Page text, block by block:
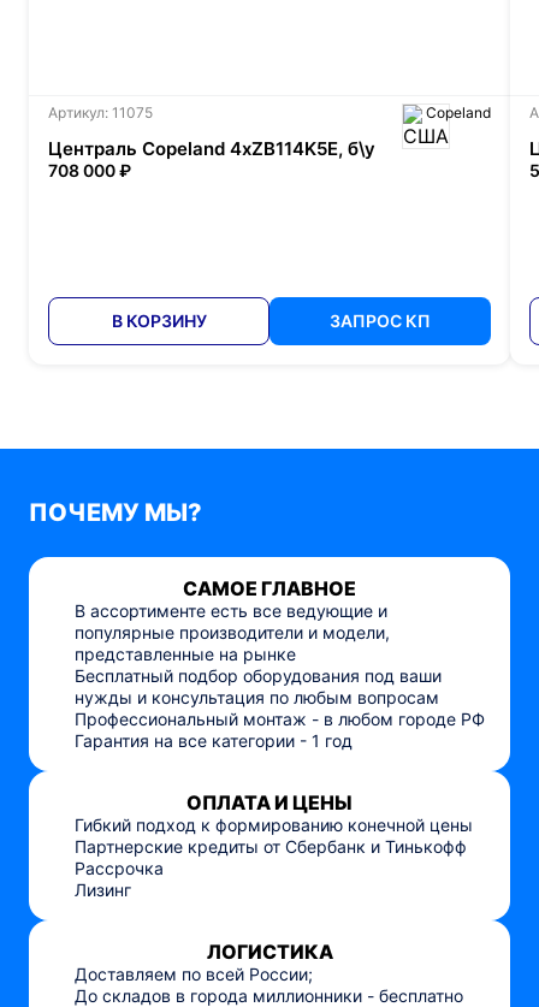
Артикул: 11075 Copeland
Централь Copeland 4xZB114K5E, б\у
708 000 ₽
В КОРЗИНУ ЗАПРОС КП
ПОЧЕМУ МЫ?
САМОЕ ГЛАВНОЕ
В ассортименте есть все ведующие и
популярные производители и модели,
представленные на рынке
Бесплатный подбор оборудования под ваши
нужды и консультация по любым вопросам
Профессиональный монтаж - в любом городе РФ
Гарантия на все категории - 1 год
ОПЛАТА И ЦЕНЫ
Гибкий подход к формированию конечной цены
Партнерские кредиты от Сбербанк и Тинькофф
Рассрочка
Лизинг
ЛОГИСТИКА
Доставляем по всей России;
До складов в города миллионники - бесплатно